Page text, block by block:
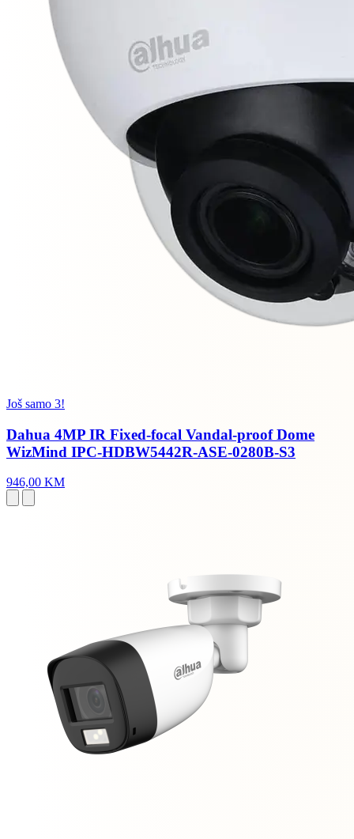
Još samo 3!
Dahua 4MP IR Fixed-focal Vandal-proof Dome
WizMind IPC-HDBW5442R-ASE-0280B-S3
946,00 KM